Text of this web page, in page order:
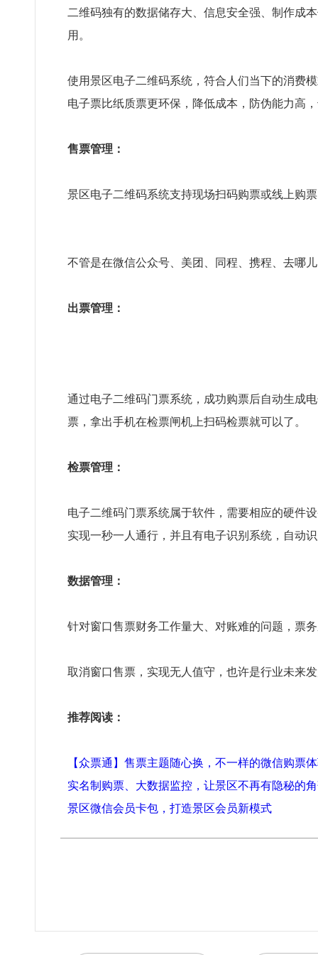
二维码独有的数据储存大、信息安全强、制作成
用。
使用景区电子二维码系统，符合人们当下的消费
电子票比纸质票更环保，降低成本，防伪能力高
售票管理：
景区电子二维码系统支持现场扫码购票或线上购
不管是在微信公众号、美团、同程、携程、去哪
出票管理：
通过电子二维码门票系统，成功购票后自动生成
票，拿出手机在检票闸机上扫码检票就可以了。
检票管理：
电子二维码门票系统属于软件，需要相应的硬件
实现一秒一人通行，并且有电子识别系统，自动
数据管理：
针对窗口售票财务工作量大、对账难的问题，票
取消窗口售票，实现无人值守，也许是行业未来
推荐阅读：
【众票通】售票主题随心换，不一样的微信购票
实名制购票、大数据监控，让景区不再有隐秘的
景区微信会员卡包，打造景区会员新模式